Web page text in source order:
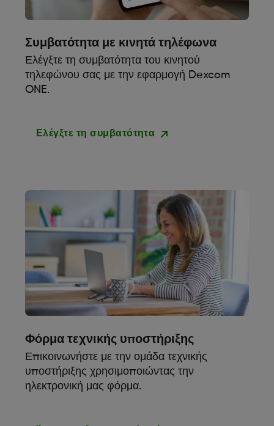
Συμβατότητα με κινητά τηλέφωνα
Ελέγξτε τη συμβατότητα του κινητού
τηλεφώνου σας με την εφαρμογή Dexcom
ONE.
Ελέγξτε τη συμβατότητα
Φόρμα τεχνικής υποστήριξης
Επικοινωνήστε με την ομάδα τεχνικής
υποστήριξης χρησιμοποιώντας την
ηλεκτρονική μας φόρμα.